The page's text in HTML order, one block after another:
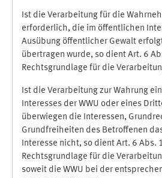
Ist die Verarbeitung für die
erforderlich, die im öffentlichen
Ausübung öffentlicher Gewalt
übertragen wurde, so dient Art. 6
Rechtsgrundlage für die
Ist die Verarbeitung zur Wahrung
Interesses der WWU oder eines
überwiegen die Interessen,
Grundfreiheiten des Betroffenen
Interesse nicht, so dient Art. 6 Abs.
Rechtsgrundlage für die
soweit die WWU bei der